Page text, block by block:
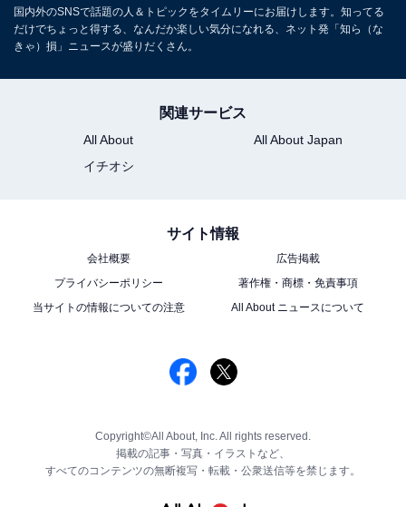
国内外のSNSで話題の人＆トピックをタイムリーにお届けします。知ってる
だけでちょっと得する、なんだか楽しい気分になれる、ネット発「知ら（な
きゃ）損」ニュースが盛りだくさん。
関連サービス
All About
All About Japan
イチオシ
サイト情報
会社概要
広告掲載
プライバシーポリシー
著作権・商標・免責事項
当サイトの情報についての注意
All About ニュースについて
Copyright©All About, Inc. All rights reserved.
掲載の記事・写真・イラストなど、
すべてのコンテンツの無断複写・転載・公衆送信等を禁じます。